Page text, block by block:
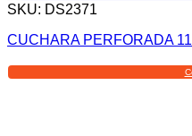
SKU: DS2371
CUCHARA PERFORADA